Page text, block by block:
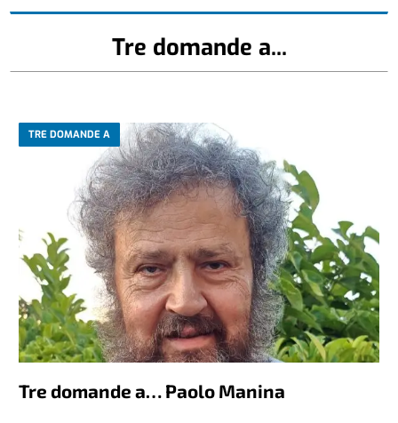
Tre domande a...
TRE DOMANDE A
Tre domande a… Paolo Manina